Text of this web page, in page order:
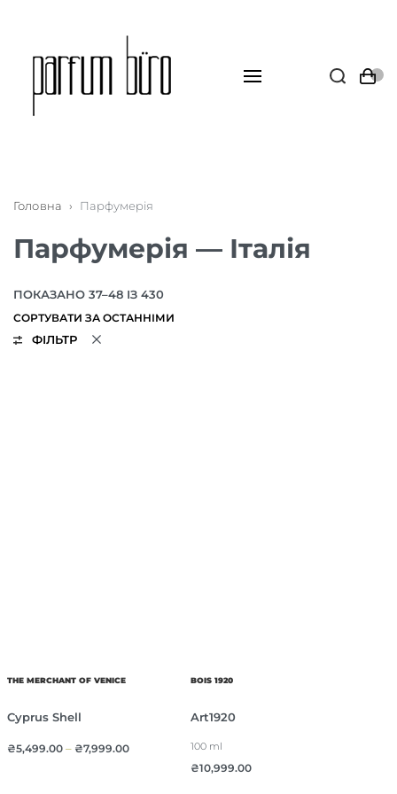
Головна › Парфумерія
Парфумерія — Італія
ПОКАЗАНО 37–48 ІЗ 430
ФІЛЬТР
THE MERCHANT OF VENICE
Cyprus Shell
₴5,499.00– ₴7,999.00
BOIS 1920
Art1920
100 ml
₴10,999.00